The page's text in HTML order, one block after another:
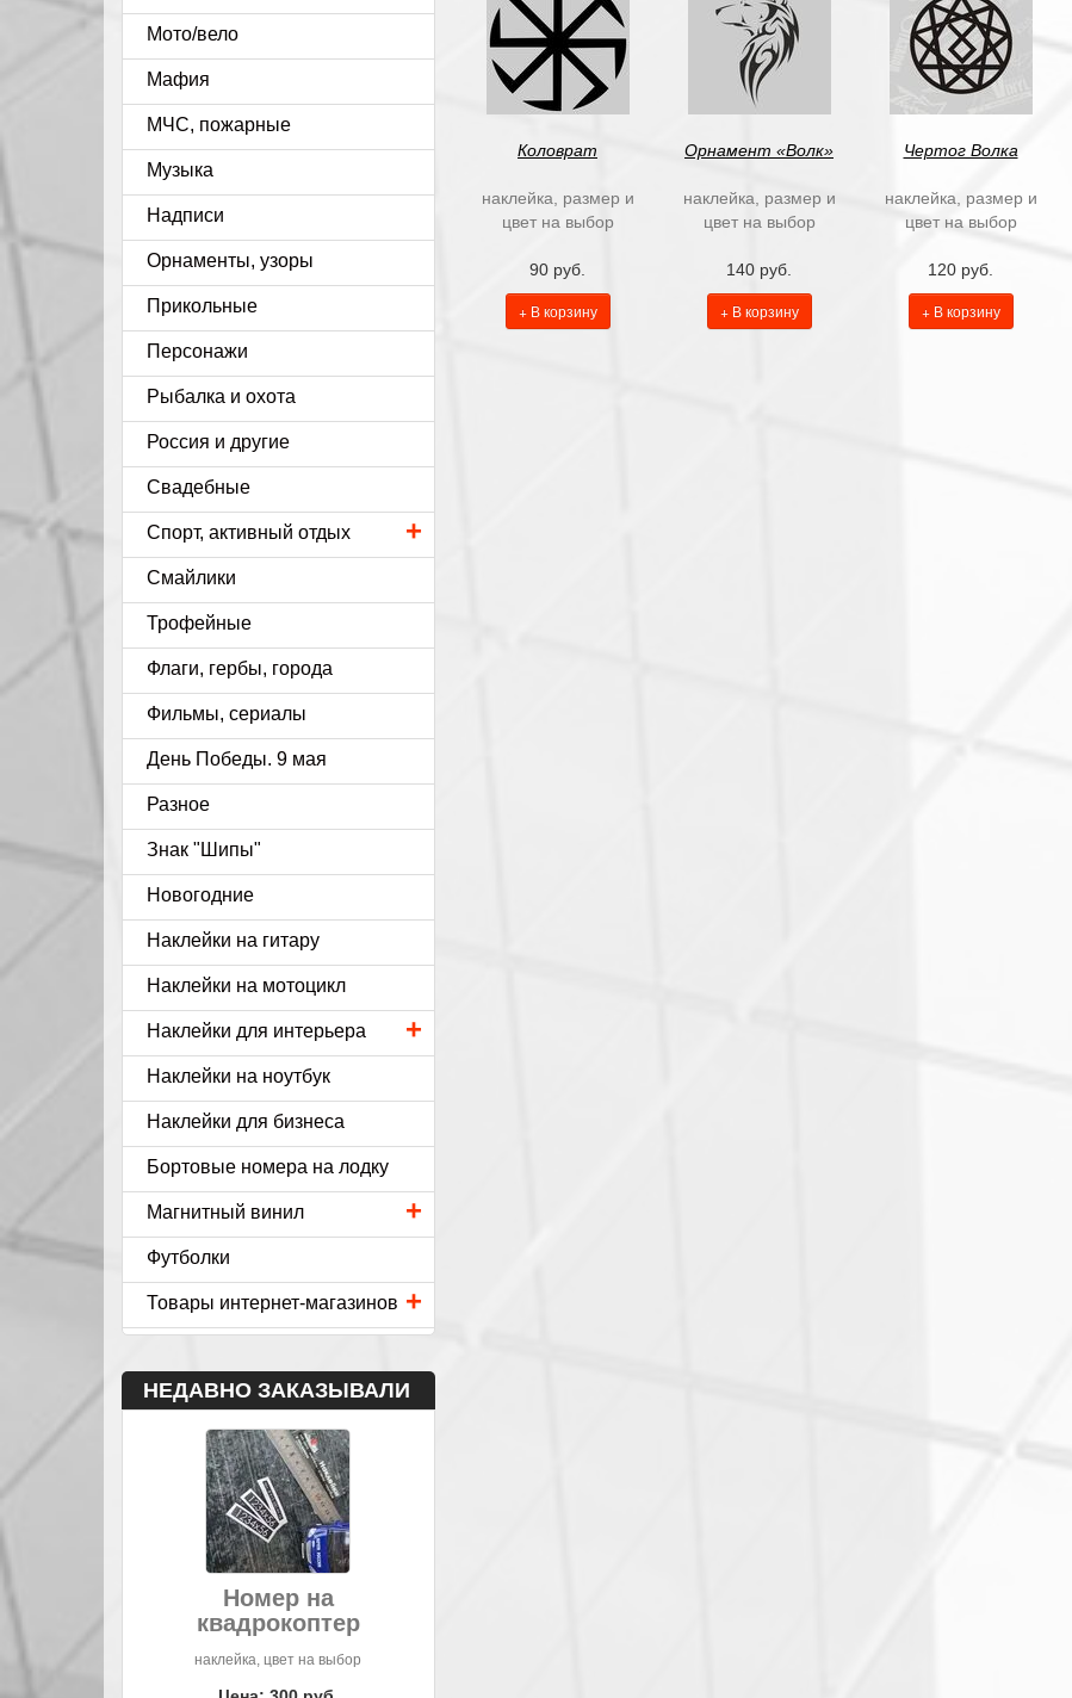
Коловрат
наклейка, размер и
цвет на выбор
90 руб.
+ В корзину
Орнамент «Волк»
наклейка, размер и
цвет на выбор
140 руб.
+ В корзину
Чертог Волка
наклейка, размер и
цвет на выбор
120 руб.
+ В корзину
Мото/вело
Мафия
МЧС, пожарные
Музыка
Надписи
Орнаменты, узоры
Прикольные
Персонажи
Рыбалка и охота
Россия и другие
Свадебные
+
Спорт, активный отдых
Смайлики
Трофейные
Флаги, гербы, города
Фильмы, сериалы
День Победы. 9 мая
Разное
Знак "Шипы"
Новогодние
Наклейки на гитару
Наклейки на мотоцикл
+
Наклейки для интерьера
Наклейки на ноутбук
Наклейки для бизнеса
Бортовые номера на лодку
+
Магнитный винил
Футболки
+
Товары интернет-магазинов
НЕДАВНО ЗАКАЗЫВАЛИ
Номер на
квадрокоптер
наклейка, цвет на выбор